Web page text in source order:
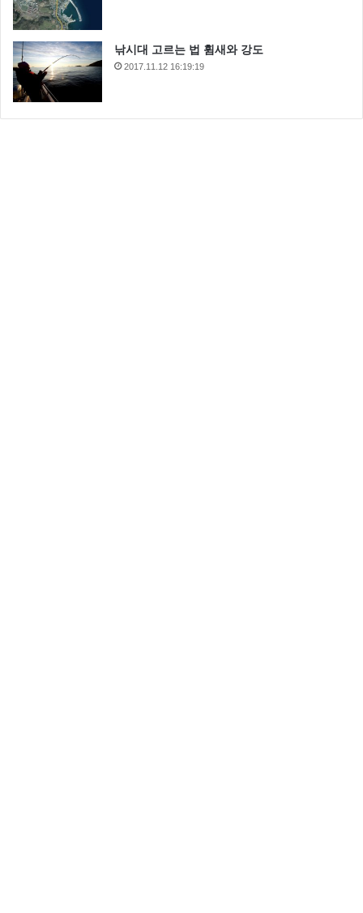
낚시대 고르는 법 휨새와 강도
2017.11.12 16:19:19